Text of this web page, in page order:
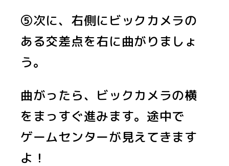
⑤次に、右側にビックカメラの
ある交差点を右に曲がりましょ
う。
曲がったら、ビックカメラの横
をまっすぐ進みます。途中で
ゲームセンターが見えてきます
よ！